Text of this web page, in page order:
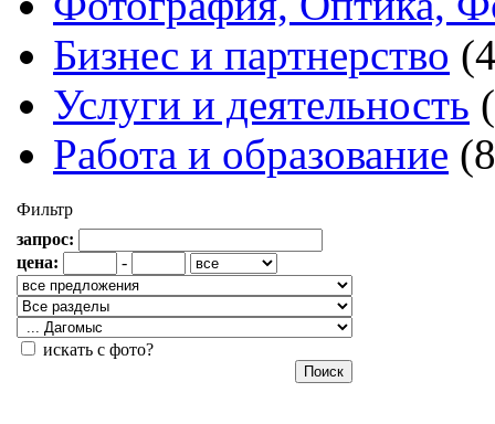
Бизнес и партнерство
Услуги и деятельность
Работа и образование
Фильтр
запрос:
цена:
-
искать с фото?